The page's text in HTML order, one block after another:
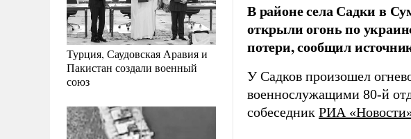
Турция, Саудовская Аравия и
Пакистан создали военный
союз
В районе села Садки в
открыли огонь по
потери, сообщил
У Садков произошел
военнослужащими 80-й
собеседник РИА